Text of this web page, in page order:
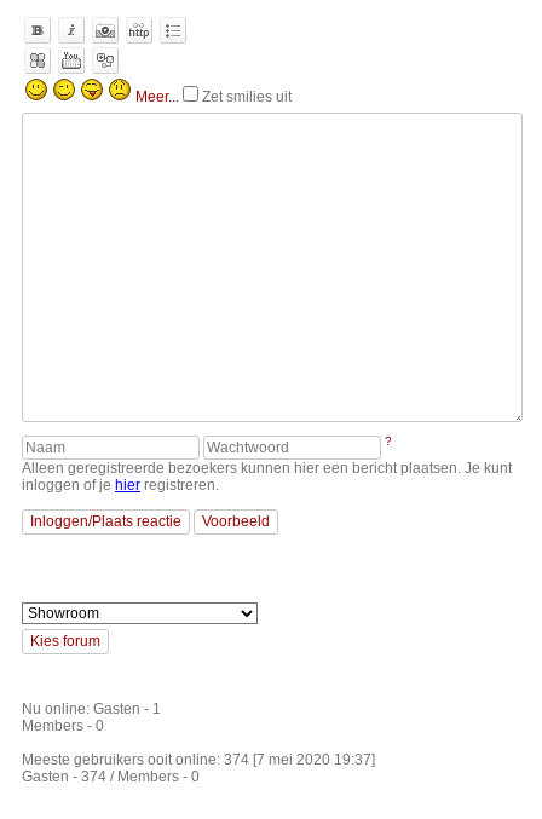
Meer... Zet smilies uit
?
Alleen geregistreerde bezoekers kunnen hier een bericht plaatsen. Je kunt
inloggen of je hier registreren.
Nu online: Gasten - 1
Members - 0
Meeste gebruikers ooit online: 374 [7 mei 2020 19:37]
Gasten - 374 / Members - 0